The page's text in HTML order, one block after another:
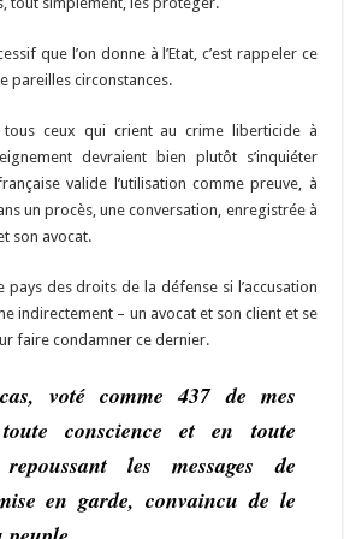
que l’on donne à l’Etat, c’est rappeler ce
pareilles circonstances.
tous ceux qui crient au crime liberticide à
devraient bien plutôt s’inquiéter
valide l’utilisation comme preuve, à
un procès, une conversation, enregistrée à
son avocat.
des droits de la défense si l’accusation
indirectement – un avocat et son client et se
faire condamner ce dernier.
voté comme 437 de mes
conscience et en toute
repoussant les messages de
en garde, convaincu de le